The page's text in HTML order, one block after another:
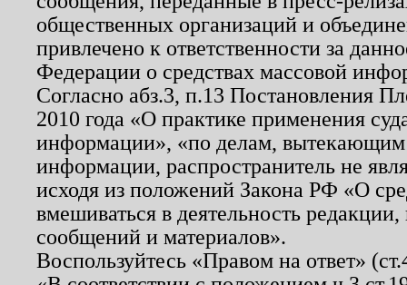
общественных организаций и
привлечено к ответственности за
Федерации о средствах массовой
Согласно абз.3, п.13 Постановления
2010 года «О практике применения
информации», «по делам, вытекающим
информации, распространитель не
исходя из положений Закона РФ «О
вмешиваться в деятельность
сообщений и материалов».
Воспользуйтесь «Правом на ответ»